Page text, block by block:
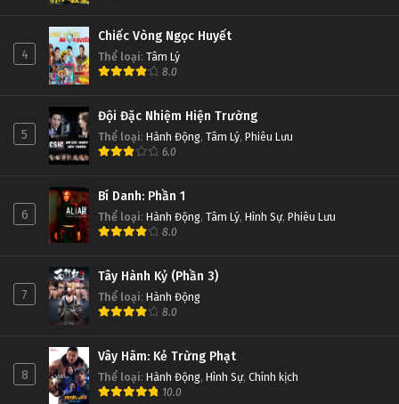
4
Chiếc Vòng Ngọc Huyết
Thể loại: Tâm Lý
8.0
5
Đội Đặc Nhiệm Hiện Trường
Thể loại: Hành Động, Tâm Lý, Phiêu Lưu
6.0
6
Bí Danh: Phần 1
Thể loại: Hành Động, Tâm Lý, Hình Sự, Phiêu Lưu
8.0
7
Tây Hành Kỷ (Phần 3)
Thể loại: Hành Động
8.0
8
Vây Hãm: Kẻ Trừng Phạt
Thể loại: Hành Động, Hình Sự, Chính kịch
10.0